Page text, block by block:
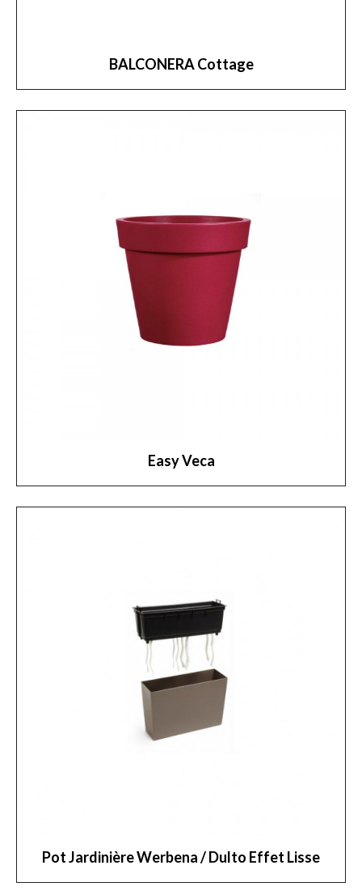
BALCONERA Cottage
Easy Veca
Pot Jardinière Werbena / Dulto Effet Lisse